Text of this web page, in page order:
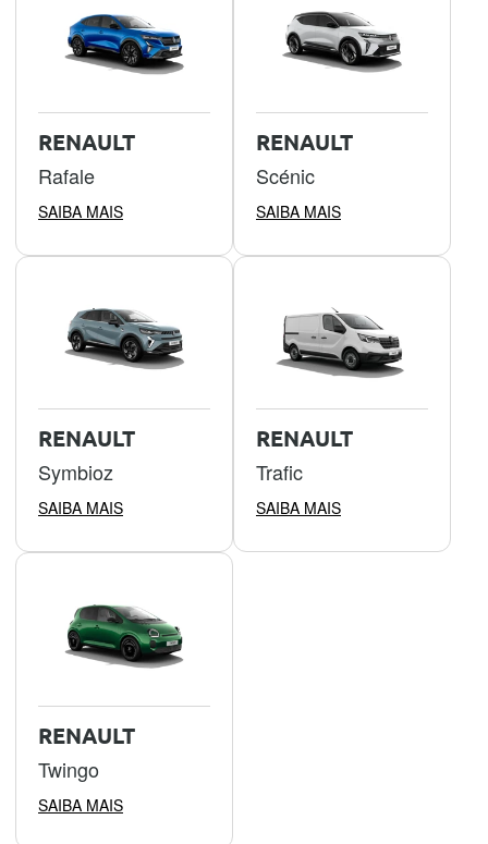
RENAULT
Rafale
SAIBA MAIS
RENAULT
Scénic
SAIBA MAIS
RENAULT
Symbioz
SAIBA MAIS
RENAULT
Trafic
SAIBA MAIS
RENAULT
Twingo
SAIBA MAIS